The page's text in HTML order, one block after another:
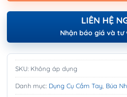
LIÊN HỆ
Nhận báo giá và tư
SKU: Không áp dụng
Danh mục: Dụng Cụ Cầm Tay Búa